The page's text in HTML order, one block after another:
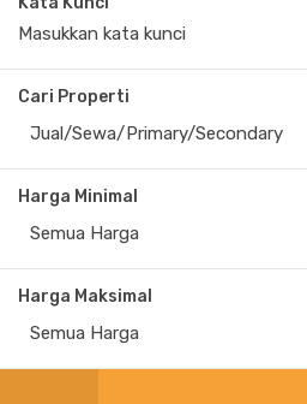
Cari Properti
Jual/Sewa/Primary/Secondary
Harga Minimal
Semua Harga
Harga Maksimal
Semua Harga